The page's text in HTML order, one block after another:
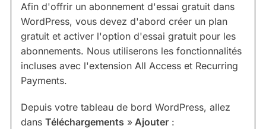
Afin d'offrir un abonnement d'essai gratuit dans
WordPress, vous devez d'abord créer un plan
gratuit et activer l'option d'essai gratuit pour les
abonnements. Nous utiliserons les fonctionnalités
incluses avec l'extension All Access et Recurring
Payments.
Depuis votre tableau de bord WordPress, allez
dans Téléchargements » Ajouter :